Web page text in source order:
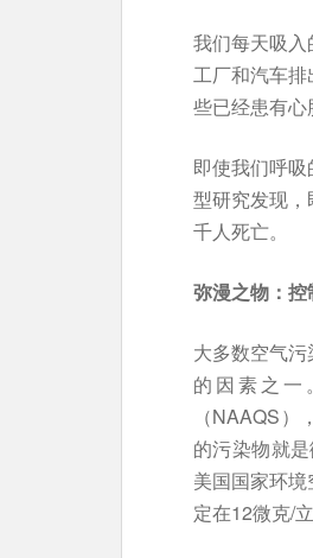
我们每天吸
工厂和汽车
些已经患有心
即使我们呼
型研究发现
千人死亡。
弥漫之物：控
大多数空气
的因素之一
（NAAQS
的污染物就
美国国家环
定在12微克/立